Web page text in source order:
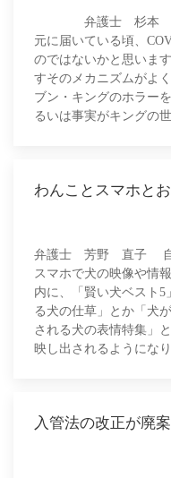
弁護士 杉本 朗
元に届いている頃、
のではないかと思いま
すそのメカニズムがよ
ブン・キングのホラー
るいは事実がキングの
わんことスマホと
弁護士 芳野 直子 自
スマホで犬の映像や情
内に、「賢い犬ベスト
る犬の仕草」とか「犬
される犬の表情特集」
映し出されるようにな
入管法の改正が廃